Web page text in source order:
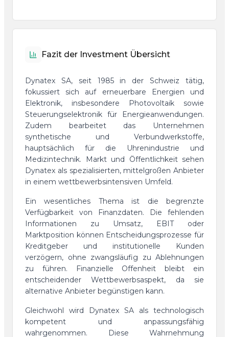
Fazit der Investment Übersicht
Dynatex SA, seit 1985 in der Schweiz tätig,
fokussiert sich auf erneuerbare Energien und
Elektronik, insbesondere Photovoltaik sowie
Steuerungselektronik für Energieanwendungen.
Zudem bearbeitet das Unternehmen
synthetische und Verbundwerkstoffe,
hauptsächlich für die Uhrenindustrie und
Medizintechnik. Markt und Öffentlichkeit sehen
Dynatex als spezialisierten, mittelgroßen Anbieter
in einem wettbewerbsintensiven Umfeld.
Ein wesentliches Thema ist die begrenzte
Verfügbarkeit von Finanzdaten. Die fehlenden
Informationen zu Umsatz, EBIT oder
Marktposition können Entscheidungsprozesse für
Kreditgeber und institutionelle Kunden
verzögern, ohne zwangsläufig zu Ablehnungen
zu führen. Finanzielle Offenheit bleibt ein
entscheidender Wettbewerbsaspekt, da sie
alternative Anbieter begünstigen kann.
Gleichwohl wird Dynatex SA als technologisch
kompetent und anpassungsfähig
wahrgenommen. Diese Wahrnehmung